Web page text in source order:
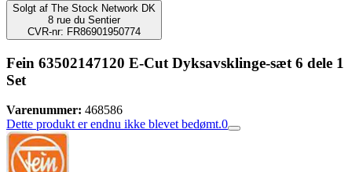
Solgt af The Stock Network DK
8 rue du Sentier
CVR-nr: FR86901950774
Fein 63502147120 E-Cut Dyksavsklinge-sæt 6 dele 1
Set
Varenummer: 468586
Dette produkt er endnu ikke blevet bedømt.0